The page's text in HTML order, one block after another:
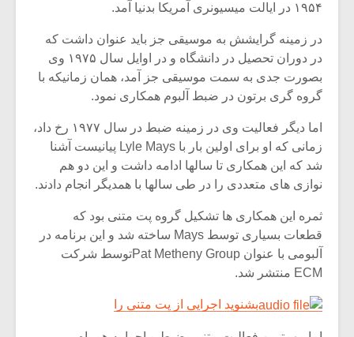
۱۹۵۴ در ایالت میسیونری آمریکا بدنیا آمد.
در زمینه گرایشش به موسیقی جز باید عنوان داشت که
در دوران تحصیل در دانشگاه و در اوایل سال ۱۹۷۵ وی
بصورت جدی به سمت موسیقی جز آمد، همان زمانیکه با
گروه گری برتون در ضبط آلبوم همکاری نمود.
اما دیگر فعالیت وی در زمینه ضبط در سال ۱۹۷۷ رخ داد،
زمانی که او برای اولین بار با Lyle Mays پیانیست آشنا
شد که این همکاری تا سالها ادامه داشت و این دو هم
نوازی های متعددی را در طی سالها با همدیگر انجام دادند.
ثمره این همکاری ها تشکیل گروه پت متنی بود که
قطعات بسیاری توسط Mays ساخته شد و این برنامه در
آلبومی با عنوان Pat Metheny Groupتوسط شرکت
ECM منتشر شد.
بشنوید اجرایی از پت متنی را
یادداشتی بر موسیقی
شیش و نیم»
اگر نمی توانی
مشهورترین باشی،
بدنام ترین باش
موسیقی
موسیقی